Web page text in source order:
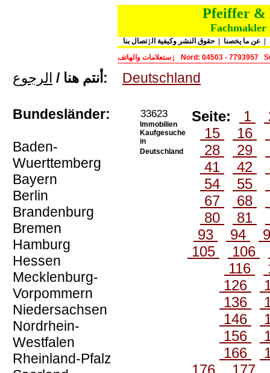
Pfeiffer &
Fachmakler
عن ما يخصنا
حقوق النشر وكيفية الٳتصال بنا
Nord: 04503 - 7793957
أنتم هنا / الرجوع : Deutschland
Bundesländer:
Baden-
Wuerttemberg
Bayern
Berlin
Brandenburg
Bremen
Hamburg
Hessen
Mecklenburg-
Vorpommern
Niedersachsen
Nordrhein-
Westfalen
Rheinland-Pfalz
33623
Immobilien
Kaufgesuche
in
Deutschland
Seite: 1
15
16
28
29
41
42
54
55
67
68
80
81
93
94
105
106
116
126
136
146
156
166
176
177